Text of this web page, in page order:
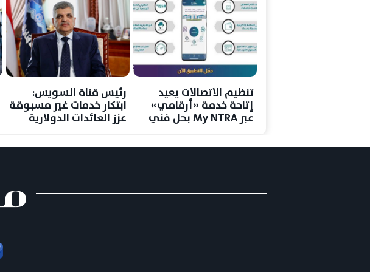
تنظيم الاتصالات يعيد
إتاحة خدمة «أرقامي»
عبر My NTRA بحل فني
المستخدمين
رئيس قناة السويس:
ابتكار خدمات غير مسبوقة
عزز العائدات الدولارية